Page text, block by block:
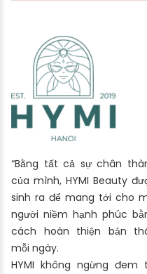
“Bằng tất cả sự chân
của mình, HYMI Beauty
sinh ra để mang tới cho
người niềm hạnh phúc
cách hoàn thiện bản
mỗi ngày.
HYMI không ngừng đem